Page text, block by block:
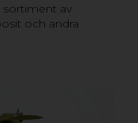
sortiment av
och andra